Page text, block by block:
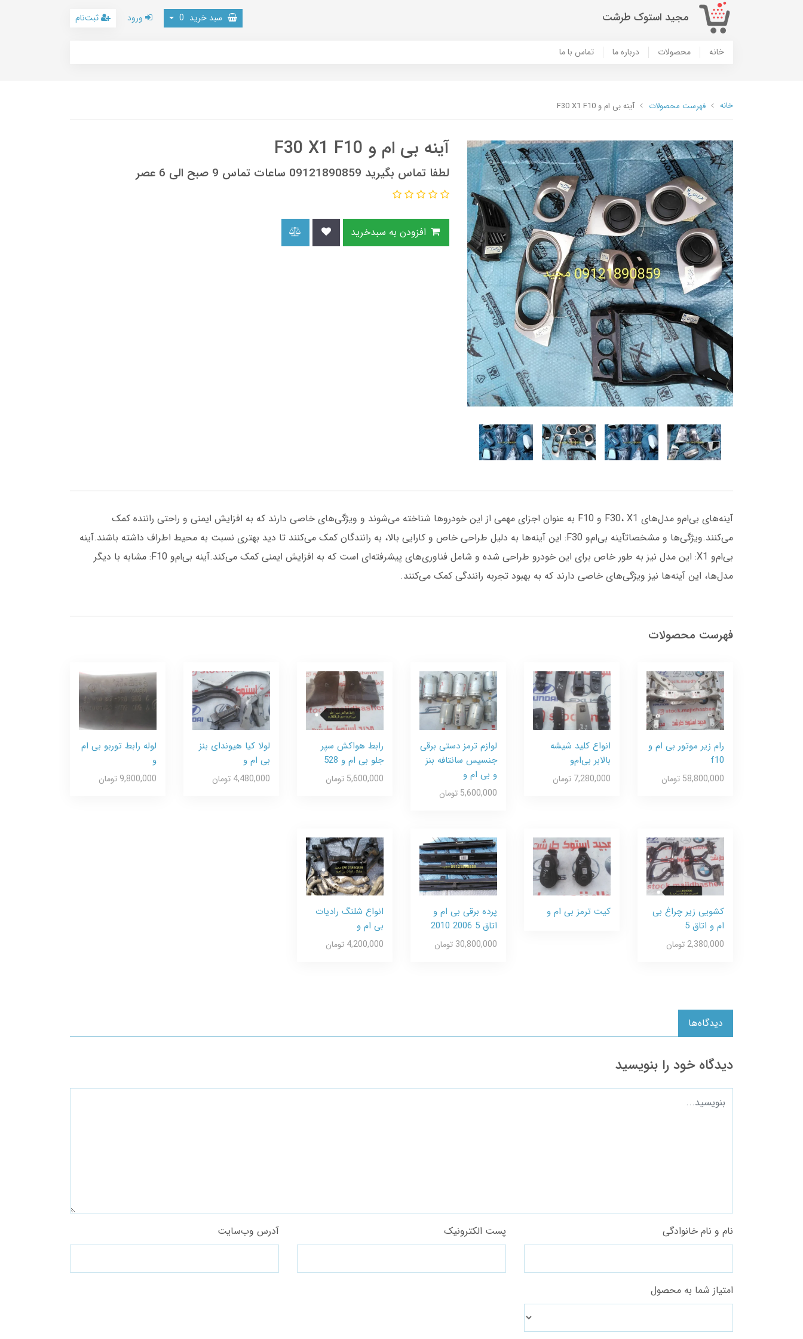
مجید استوک طرشت سبد خرید 0 ورود ثبت‌نام
خانه محصولات درباره ما تماس با ما
خانه فهرست محصولات آینه بی ام و F30 X1 F10
آینه بی ام و F30 X1 F10
لطفا تماس بگیرید 09121890859 ساعات تماس 9 صبح الی 6 عصر
آینه‌های بی‌ام‌و مدل‌های F30، X1 و F10 به عنوان اجزای مهمی از این خودروها شناخته می‌شوند و ویژگی‌های خاصی دارند که به افزایش ایمنی و راحتی راننده کمک
می‌کنند.ویژگی‌ها و مشخصاتآینه بی‌ام‌و F30: این آینه‌ها به دلیل طراحی خاص و کارایی بالا، به رانندگان کمک می‌کنند تا دید بهتری نسبت به محیط اطراف داشته باشند.آینه
بی‌ام‌و X1: این مدل نیز به طور خاص برای این خودرو طراحی شده و شامل فناوری‌های پیشرفته‌ای است که به افزایش ایمنی کمک می‌کند.آینه بی‌ام‌و F10: مشابه با دیگر
مدل‌ها، این آینه‌ها نیز ویژگی‌های خاصی دارند که به بهبود تجربه رانندگی کمک می‌کنند.
فهرست محصولات
رام زیر موتور بی ام و
f10
58,800,000 تومان
انواع کلید شیشه
بالابر بی‌ام‌و
7,280,000 تومان
لوازم ترمز دستی برقی
جنسیس سانتافه بنز
و بی ام و
5,600,000 تومان
رابط هواکش سپر
جلو بی ام و 528
5,600,000 تومان
لولا کیا هیوندای بنز
بی ام و
4,480,000 تومان
لوله رابط توربو بی ام
و
9,800,000 تومان
کشویی زیر چراغ بی
ام و اتاق 5
2,380,000 تومان
کیت ترمز بی ام و
پرده برقی بی ام و
اتاق 5 2006 2010
30,800,000 تومان
انواع شلنگ رادیات
بی ام و
4,200,000 تومان
دیدگاه‌ها
دیدگاه خود را بنویسید
نام و نام خانوادگی پست الکترونیک آدرس وب‌سایت
امتیاز شما به محصول